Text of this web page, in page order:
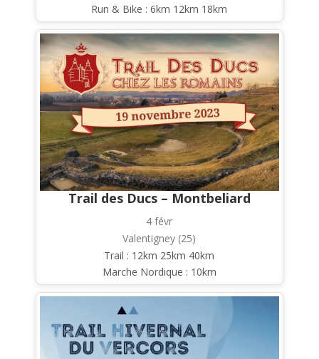
Run & Bike : 6km 12km 18km
Trail des Ducs – Montbeliard
4 févr
Valentigney (25)
Trail : 12km 25km 40km
Marche Nordique : 10km